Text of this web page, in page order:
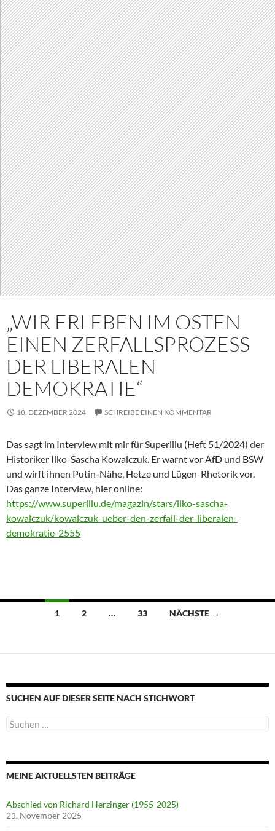
„WIR ERLEBEN IM OSTEN
EINEN ZERFALLSPROZESS
DER LIBERALEN
DEMOKRATIE“
18. DEZEMBER 2024 SCHREIBE EINEN KOMMENTAR
Das sagt im Interview mit mir für Superillu (Heft 51/2024) der
Historiker Ilko-Sascha Kowalczuk. Er warnt vor AfD und BSW
und wirft ihnen Putin-Nähe, Hetze und Lügen-Rhetorik vor.
Das ganze Interview, hier online:
https://www.superillu.de/magazin/stars/ilko-sascha-
kowalczuk/kowalczuk-ueber-den-zerfall-der-liberalen-
demokratie-2555
Beitragsnavigation
1 2 … 33 NÄCHSTE →
SUCHEN AUF DIESER SEITE NACH STICHWORT
Suche
nach:
MEINE AKTUELLSTEN BEITRÄGE
Abschied von Richard Herzinger (1955-2025)
21. November 2025